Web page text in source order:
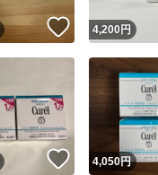
ユー
が定めた一定の基準を満
者
出品者 Yahoo!フリ
この商品
画像の 無断転載は禁止さ
いいね！
4,200円
いいね！
4,050円